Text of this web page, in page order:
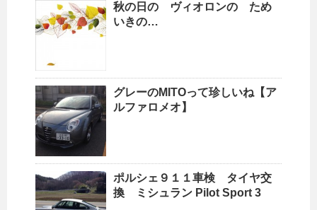
秋の日の ヴィオロンの ため
いきの…
グレーのMITOって珍しいね【ア
ルファロメオ】
ポルシェ９１１車検 タイヤ交
換 ミシュラン Pilot Sport 3